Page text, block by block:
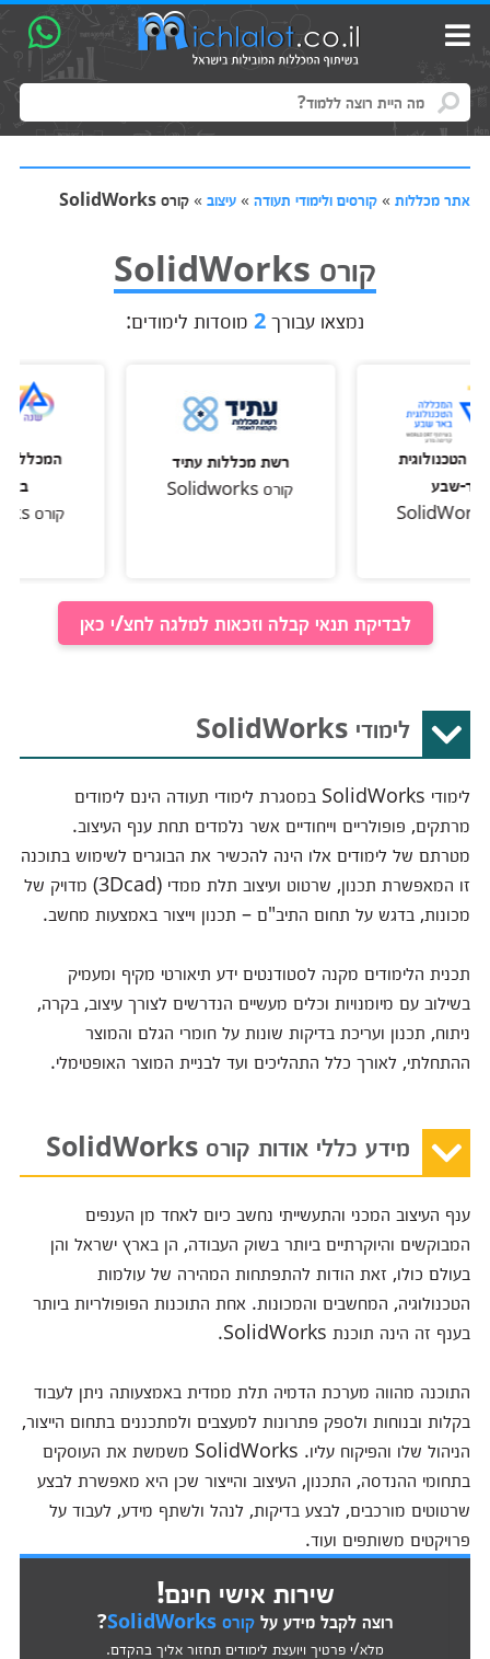
אתר מכללות» קורסים ולימודי תעודה» עיצוב» קורס SolidWorks
קורס SolidWorks
נמצאו עבורך2 מוסדות לימודים:
רשת מכללות עתיד
קורס Solidworks
המכללה
באר-שבע
קורס SolidWorks
לבדיקת תנאי קבלה וזכאות למלגה לחצ/י כאן
לימודי SolidWorks
לימודי SolidWorks במסגרת לימודי תעודה הינם לימודים
מרתקים, פופולריים וייחודיים אשר נלמדים תחת ענף העיצוב.
מטרתם של לימודים אלו הינה להכשיר את הבוגרים לשימוש בתוכנה
זו המאפשרת תכנון, שרטוט ועיצוב תלת ממדי (3Dcad) מדויק של
מכונות, בדגש על תחום התיב"ם – תכנון וייצור באמצעות מחשב.
תכנית הלימודים מקנה לסטודנטים ידע תיאורטי מקיף ומעמיק
בשילוב עם מיומנויות וכלים מעשיים הנדרשים לצורך עיצוב, בקרה,
ניתוח, תכנון ועריכת בדיקות שונות על חומרי הגלם והמוצר
ההתחלתי, לאורך כלל התהליכים ועד לבניית המוצר האופטימלי.
מידע כללי אודות קורס SolidWorks
ענף העיצוב המכני והתעשייתי נחשב כיום לאחד מן הענפים
המבוקשים והיוקרתיים ביותר בשוק העבודה, הן בארץ ישראל והן
בעולם כולו, זאת הודות להתפתחות המהירה של עולמות
הטכנולוגיה, המחשבים והמכונות. אחת התוכנות הפופולריות ביותר
בענף זה הינה תוכנת SolidWorks.
התוכנה מהווה מערכת הדמיה תלת ממדית באמצעותה ניתן לעבוד
בקלות ובנוחות ולספק פתרונות למעצבים ולמתכננים בתחום הייצור,
הניהול שלו והפיקוח עליו. SolidWorks משמשת את העוסקים
בתחומי ההנדסה, התכנון, העיצוב והייצור שכן היא מאפשרת לבצע
שרטוטים מורכבים, לבצע בדיקות, לנהל ולשתף מידע, לעבוד על
פרויקטים משותפים ועוד.
שירות אישי חינם!
רוצה לקבל מידע עלקורס SolidWorks ?
מלא/י פרטיך ויועצת לימודים תחזור אליך בהקדם.